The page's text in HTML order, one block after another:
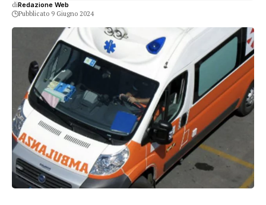
diRedazione Web
Pubblicato 9 Giugno 2024